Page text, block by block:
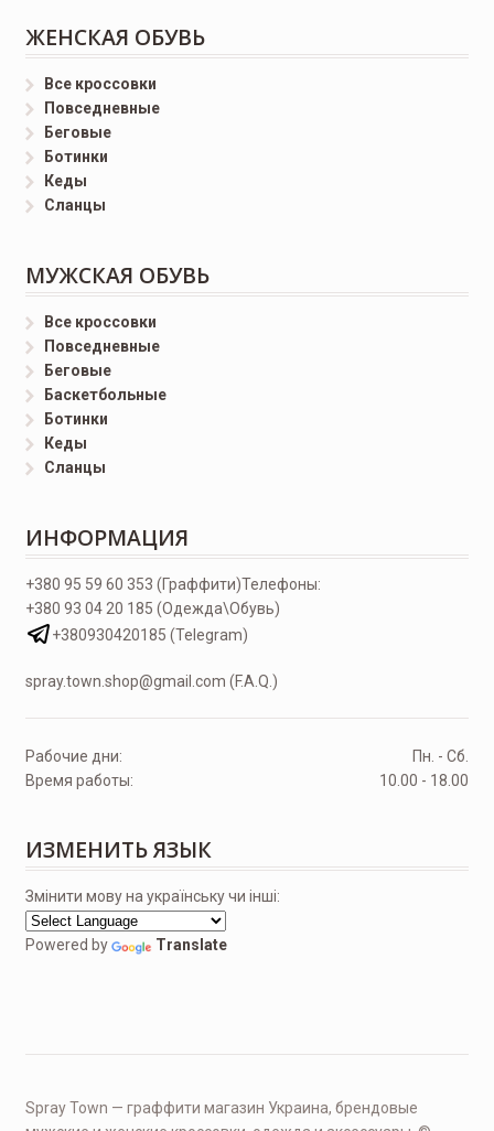
ЖЕНСКАЯ ОБУВЬ
Все кроссовки
Повседневные
Беговые
Ботинки
Кеды
Сланцы
МУЖСКАЯ ОБУВЬ
Все кроссовки
Повседневные
Беговые
Баскетбольные
Ботинки
Кеды
Сланцы
ИНФОРМАЦИЯ
Телефоны:
+380 95 59 60 353 (Граффити)
+380 93 04 20 185 (Одежда\Обувь)
+380930420185 (Telegram)
spray.town.shop@gmail.com (F.A.Q.)
Рабочие дни:
Пн. - Сб.
Время работы:
10.00 - 18.00
ИЗМЕНИТЬ ЯЗЫК
Змінити мову на українську чи інші:
Powered by Translate
Spray Town — граффити магазин Украина, брендовые